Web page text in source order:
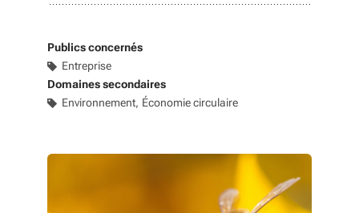
Publics concernés
Entreprise
Domaines secondaires
Environnement Économie circulaire